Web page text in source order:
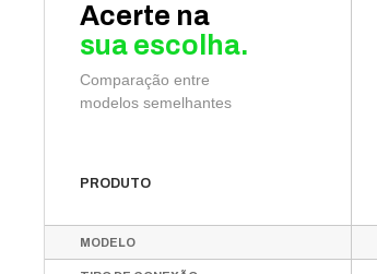
Acerte na
sua escolha.
Comparação entre
modelos semelhantes
PRODUTO
MODELO